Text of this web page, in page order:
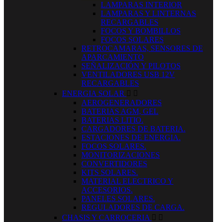
LAMPARAS INTERIOR
LAMPARAS Y LINTERNAS
RECARGABLES
FOCOS Y BOMBILLOS
FOCOS SOLARES
RETROCAMARAS, SENSORES DE
APARCAMIENTO
SEÑALIZACIÓN Y PILOTOS
VENTILADORES USB 12V
RECARGABLES
ENERGIA SOLAR  
AEROGENERADORES
BATERIAS AGM, GEL
BATERIAS LITIO.
CARGADORES DE BATERIA.
ESTACIONES DE ENERGIA.
FOCOS SOLARES.
MONITORIZACIONES
CONVERTIDORES
KITS SOLARES.
MATERIAL ELECTRICO Y
ACCESORIOS.
PANELES SOLARES.
REGULADORES DE CARGA.
CHASIS Y CARROCERIA  